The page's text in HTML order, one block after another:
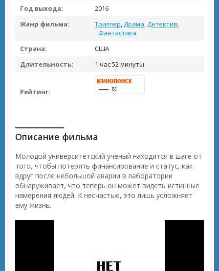
Год выхода:
2016
Жанр фильма:
Триллер,Драма,Детектив,
Фантастика
Страна:
США
Длительность:
1 час 52 минуты
Рейтинг:
Описание фильма
Молодой университетский учёный находится в шаге от
того, чтобы потерять финансирование и статус, как
вдруг после небольшой аварии в лаборатории
обнаруживает, что теперь он может видеть истинные
намерения людей. К несчастью, это лишь усложняет
ему жизнь.